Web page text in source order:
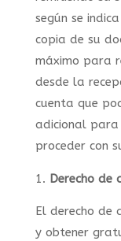
según se
copia de su
máximo para
desde la
cuenta que
adicional
proceder con
Derecho de
El derecho de
y obtener